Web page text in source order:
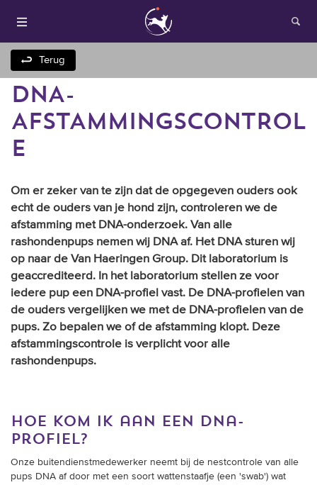
Houden van honden
Fokken met je hond
Onze websites
Opleidingen en
trainingen
Zoek een vereniging
Inlog Mijn RvB account
Terug
DNA-
AFSTAMMINGSCONTROL
E
Om er zeker van te zijn dat de opgegeven ouders ook
echt de ouders van je hond zijn, controleren we de
afstamming met DNA-onderzoek. Van alle
rashondenpups nemen wij DNA af. Het DNA sturen wij
op naar de Van Haeringen Group. Dit laboratorium is
geaccrediteerd. In het laboratorium stellen ze voor
iedere pup een DNA-profiel vast. De DNA-profielen van
de ouders vergelijken we met de DNA-profielen van de
pups. Zo bepalen we of de afstamming klopt. Deze
afstammingscontrole is verplicht voor alle
rashondenpups.
hoe kom ik aan een dna-
profiel?
Onze buitendienstmedewerker neemt bij de nestcontrole van alle
pups DNA af door met een soort wattenstaafje (een 'swab') wat